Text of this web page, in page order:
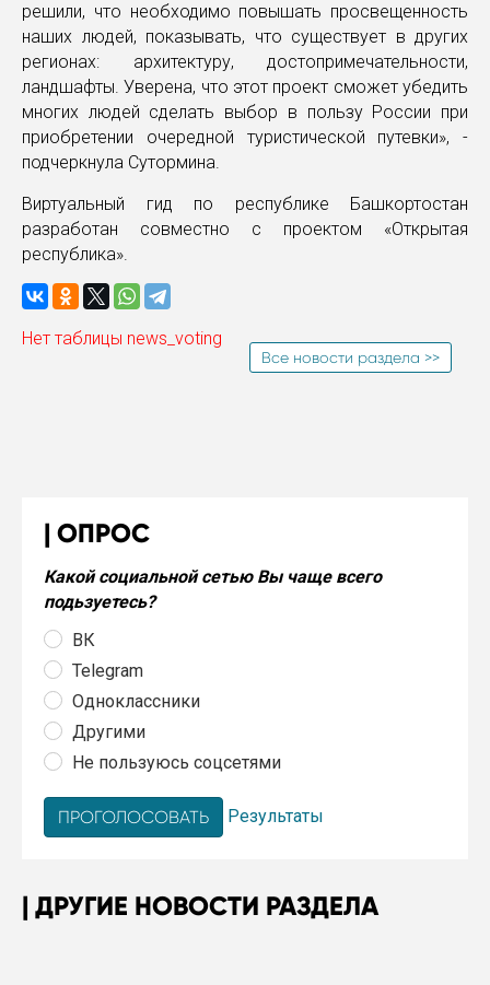
решили, что необходимо повышать просвещенность
наших людей, показывать, что существует в других
регионах: архитектуру, достопримечательности,
ландшафты. Уверена, что этот проект сможет убедить
многих людей сделать выбор в пользу России при
приобретении очередной туристической путевки», -
подчеркнула Сутормина.
Виртуальный гид по республике Башкортостан
разработан совместно с проектом «Открытая
республика».
Нет таблицы news_voting
Все новости раздела >>
ОПРОС
Какой социальной сетью Вы чаще всего
подьзуетесь?
ВК
Telegram
Одноклассники
Другими
Не пользуюсь соцсетями
Результаты
ДРУГИЕ НОВОСТИ РАЗДЕЛА